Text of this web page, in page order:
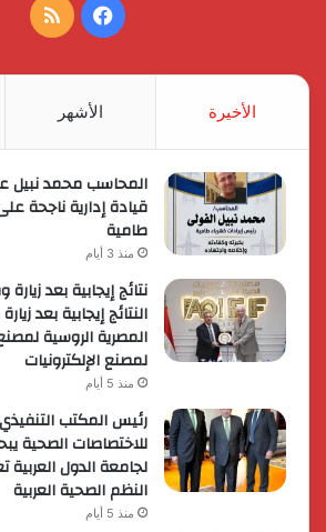
فيسبوكملخص
الأخيرة الأشهر
المحاسب محمد نبيل
قيادة إدارية ناجحة
طامية
منذ 3 أيام
نتائج إيجابية بعد
النتائج إيجابية بعد
المصرية الروسية
لمصنع الإلكترونيات
منذ 5 أيام
رئيس المكتب
للاختصاصات الصحية
لجامعة الدول العربية
النظم الصحية العربية
منذ 5 أيام